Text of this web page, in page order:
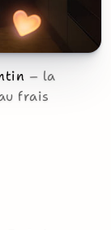
la
frais